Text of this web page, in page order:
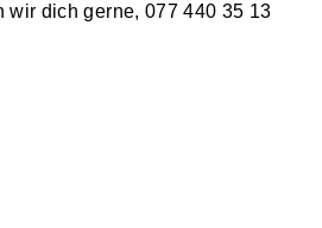
wir dich gerne, 077 440 35 13